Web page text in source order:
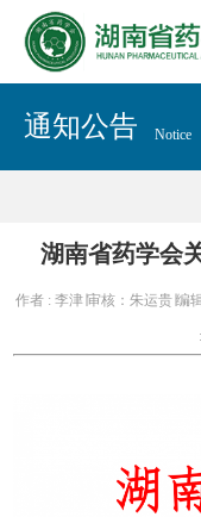
通知公告 Notice
湖南省药学会
作者 : 李津∣审核：朱运贵∣编